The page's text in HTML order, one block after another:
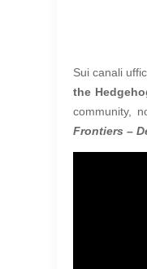
Sui canali
the
community,
Frontiers –